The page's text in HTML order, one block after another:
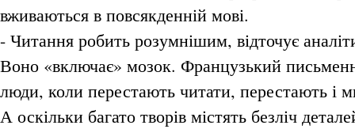
вживаються в повсякденній мові.
- Читання робить розумнішим, відточує
Воно «включає» мозок. Французький
люди, коли перестають читати, перестають і
А оскільки багато творів містять безліч